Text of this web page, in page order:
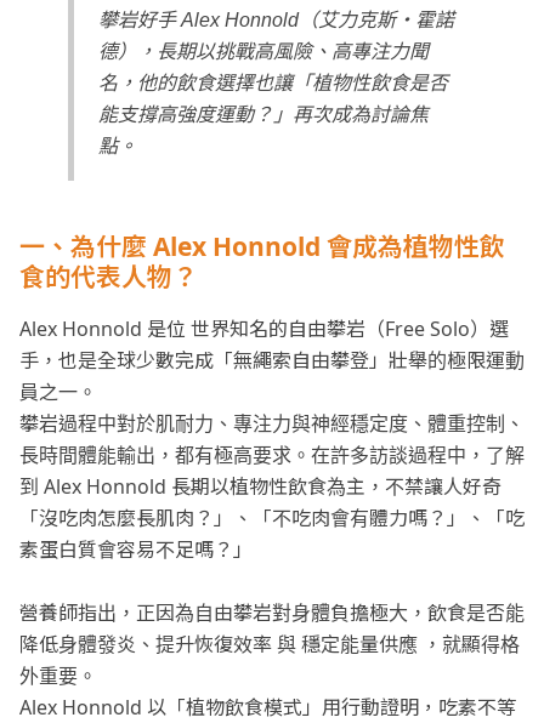
攀岩好手Alex Honnold（艾力克斯・霍諾
德），長期以挑戰高風險、高專注力聞
名，他的飲食選擇也讓「植物性飲食是否
能支撐高強度運動？」再次成為討論焦
點。
一、為什麼 Alex Honnold 會成為植物性飲
食的代表人物？
Alex Honnold 是位 世界知名的自由攀岩（Free Solo）選
手，也是全球少數完成「無繩索自由攀登」壯舉的極限運動
員之一。
攀岩過程中對於肌耐力、專注力與神經穩定度、體重控制、
長時間體能輸出，都有極高要求。在許多訪談過程中，了解
到 Alex Honnold 長期以植物性飲食為主，不禁讓人好奇
「沒吃肉怎麼長肌肉？」、「不吃肉會有體力嗎？」、「吃
素蛋白質會容易不足嗎？」
營養師指出，正因為自由攀岩對身體負擔極大，飲食是否能
降低身體發炎、提升恢復效率 與 穩定能量供應 ，就顯得格
外重要。
Alex Honnold 以「植物飲食模式」用行動證明，吃素不等